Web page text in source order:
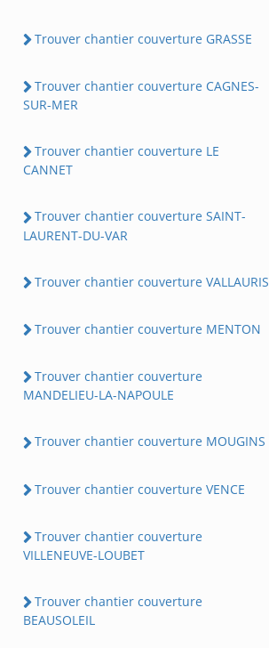
Trouver chantier couverture GRASSE
Trouver chantier couverture CAGNES-
SUR-MER
Trouver chantier couverture LE
CANNET
Trouver chantier couverture SAINT-
LAURENT-DU-VAR
Trouver chantier couverture VALLAURIS
Trouver chantier couverture MENTON
Trouver chantier couverture
MANDELIEU-LA-NAPOULE
Trouver chantier couverture MOUGINS
Trouver chantier couverture VENCE
Trouver chantier couverture
VILLENEUVE-LOUBET
Trouver chantier couverture
BEAUSOLEIL